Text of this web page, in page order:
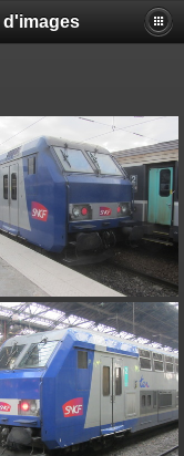
d'images